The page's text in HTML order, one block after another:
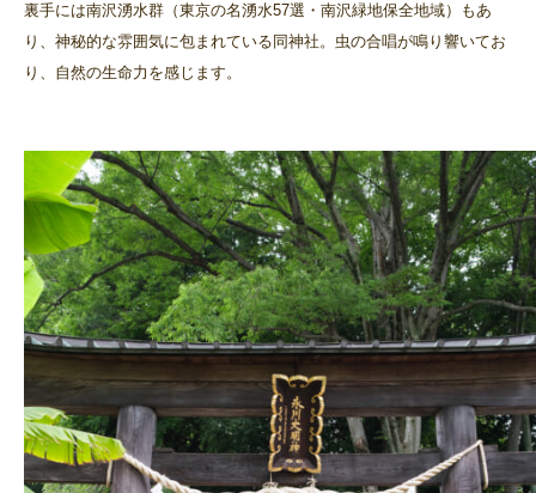
裏手には南沢湧水群（東京の名湧水57選・南沢緑地保全地域）もあ
り、神秘的な雰囲気に包まれている同神社。虫の合唱が鳴り響いてお
り、自然の生命力を感じます。